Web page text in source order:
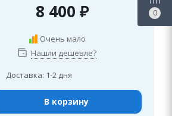
8 400 ₽
Очень мало
Нашли дешевле?
Доставка: 1-2 дня
В корзину
0